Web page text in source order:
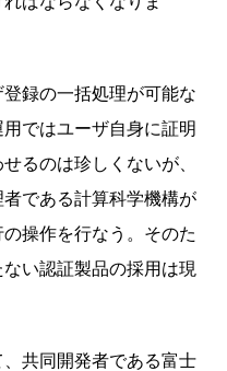
録の一括処理が可能な
ではユーザ自身に証明
るのは珍しくないが、
である計算科学機構が
操作を行なう。そのた
い認証製品の採用は現
共同開発者である富士